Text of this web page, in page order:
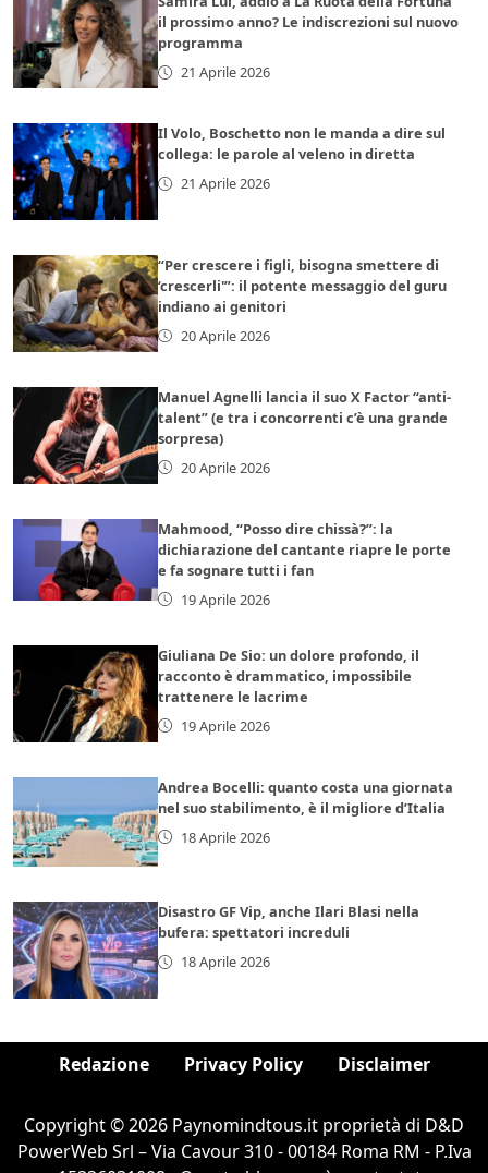
il prossimo anno? Le indiscrezioni sul nuovo
programma
21 Aprile 2026
Il Volo, Boschetto non le manda a dire sul
collega: le parole al veleno in diretta
21 Aprile 2026
“Per crescere i figli, bisogna smettere di
‘crescerli'”: il potente messaggio del guru
indiano ai genitori
20 Aprile 2026
Manuel Agnelli lancia il suo X Factor “anti-
talent” (e tra i concorrenti c’è una grande
sorpresa)
20 Aprile 2026
Mahmood, “Posso dire chissà?”: la
dichiarazione del cantante riapre le porte
e fa sognare tutti i fan
19 Aprile 2026
Giuliana De Sio: un dolore profondo, il
racconto è drammatico, impossibile
trattenere le lacrime
19 Aprile 2026
Andrea Bocelli: quanto costa una giornata
nel suo stabilimento, è il migliore d’Italia
18 Aprile 2026
Disastro GF Vip, anche Ilari Blasi nella
bufera: spettatori increduli
18 Aprile 2026
Redazione Privacy Policy Disclaimer
Copyright © 2026 Paynomindtous.it proprietà di D&D
PowerWeb Srl – Via Cavour 310 - 00184 Roma RM - P.Iva